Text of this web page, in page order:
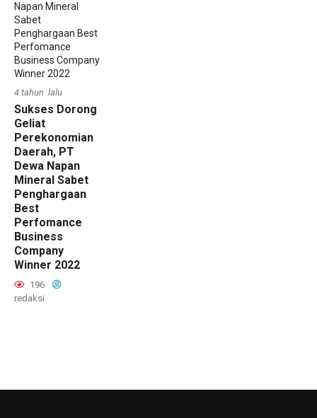
4 tahun lalu
Sukses Dorong
Geliat
Perekonomian
Daerah, PT
Dewa Napan
Mineral Sabet
Penghargaan
Best
Perfomance
Business
Company
Winner 2022
196
redaksi